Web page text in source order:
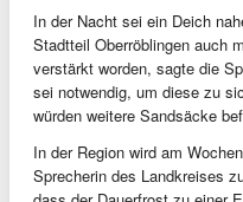
In der Nacht sei ein Deich
Stadtteil Oberröblingen auch
verstärkt worden, sagte die
sei notwendig, um diese zu
würden weitere Sandsäcke
In der Region wird am
Sprecherin des Landkreises